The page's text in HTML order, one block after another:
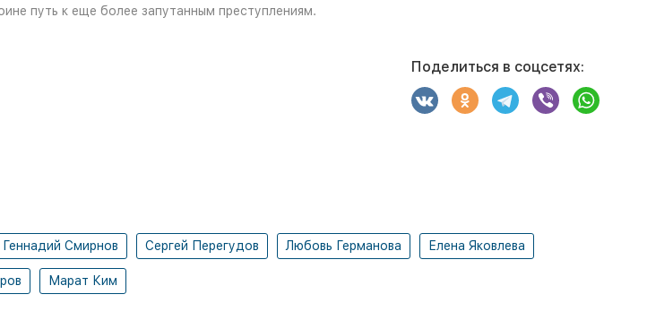
путь к еще более запутанным преступлениям.
Поделиться в соцсетях:
Геннадий Смирнов Сергей Перегудов Любовь Германова Елена Яковлева
Марат Ким